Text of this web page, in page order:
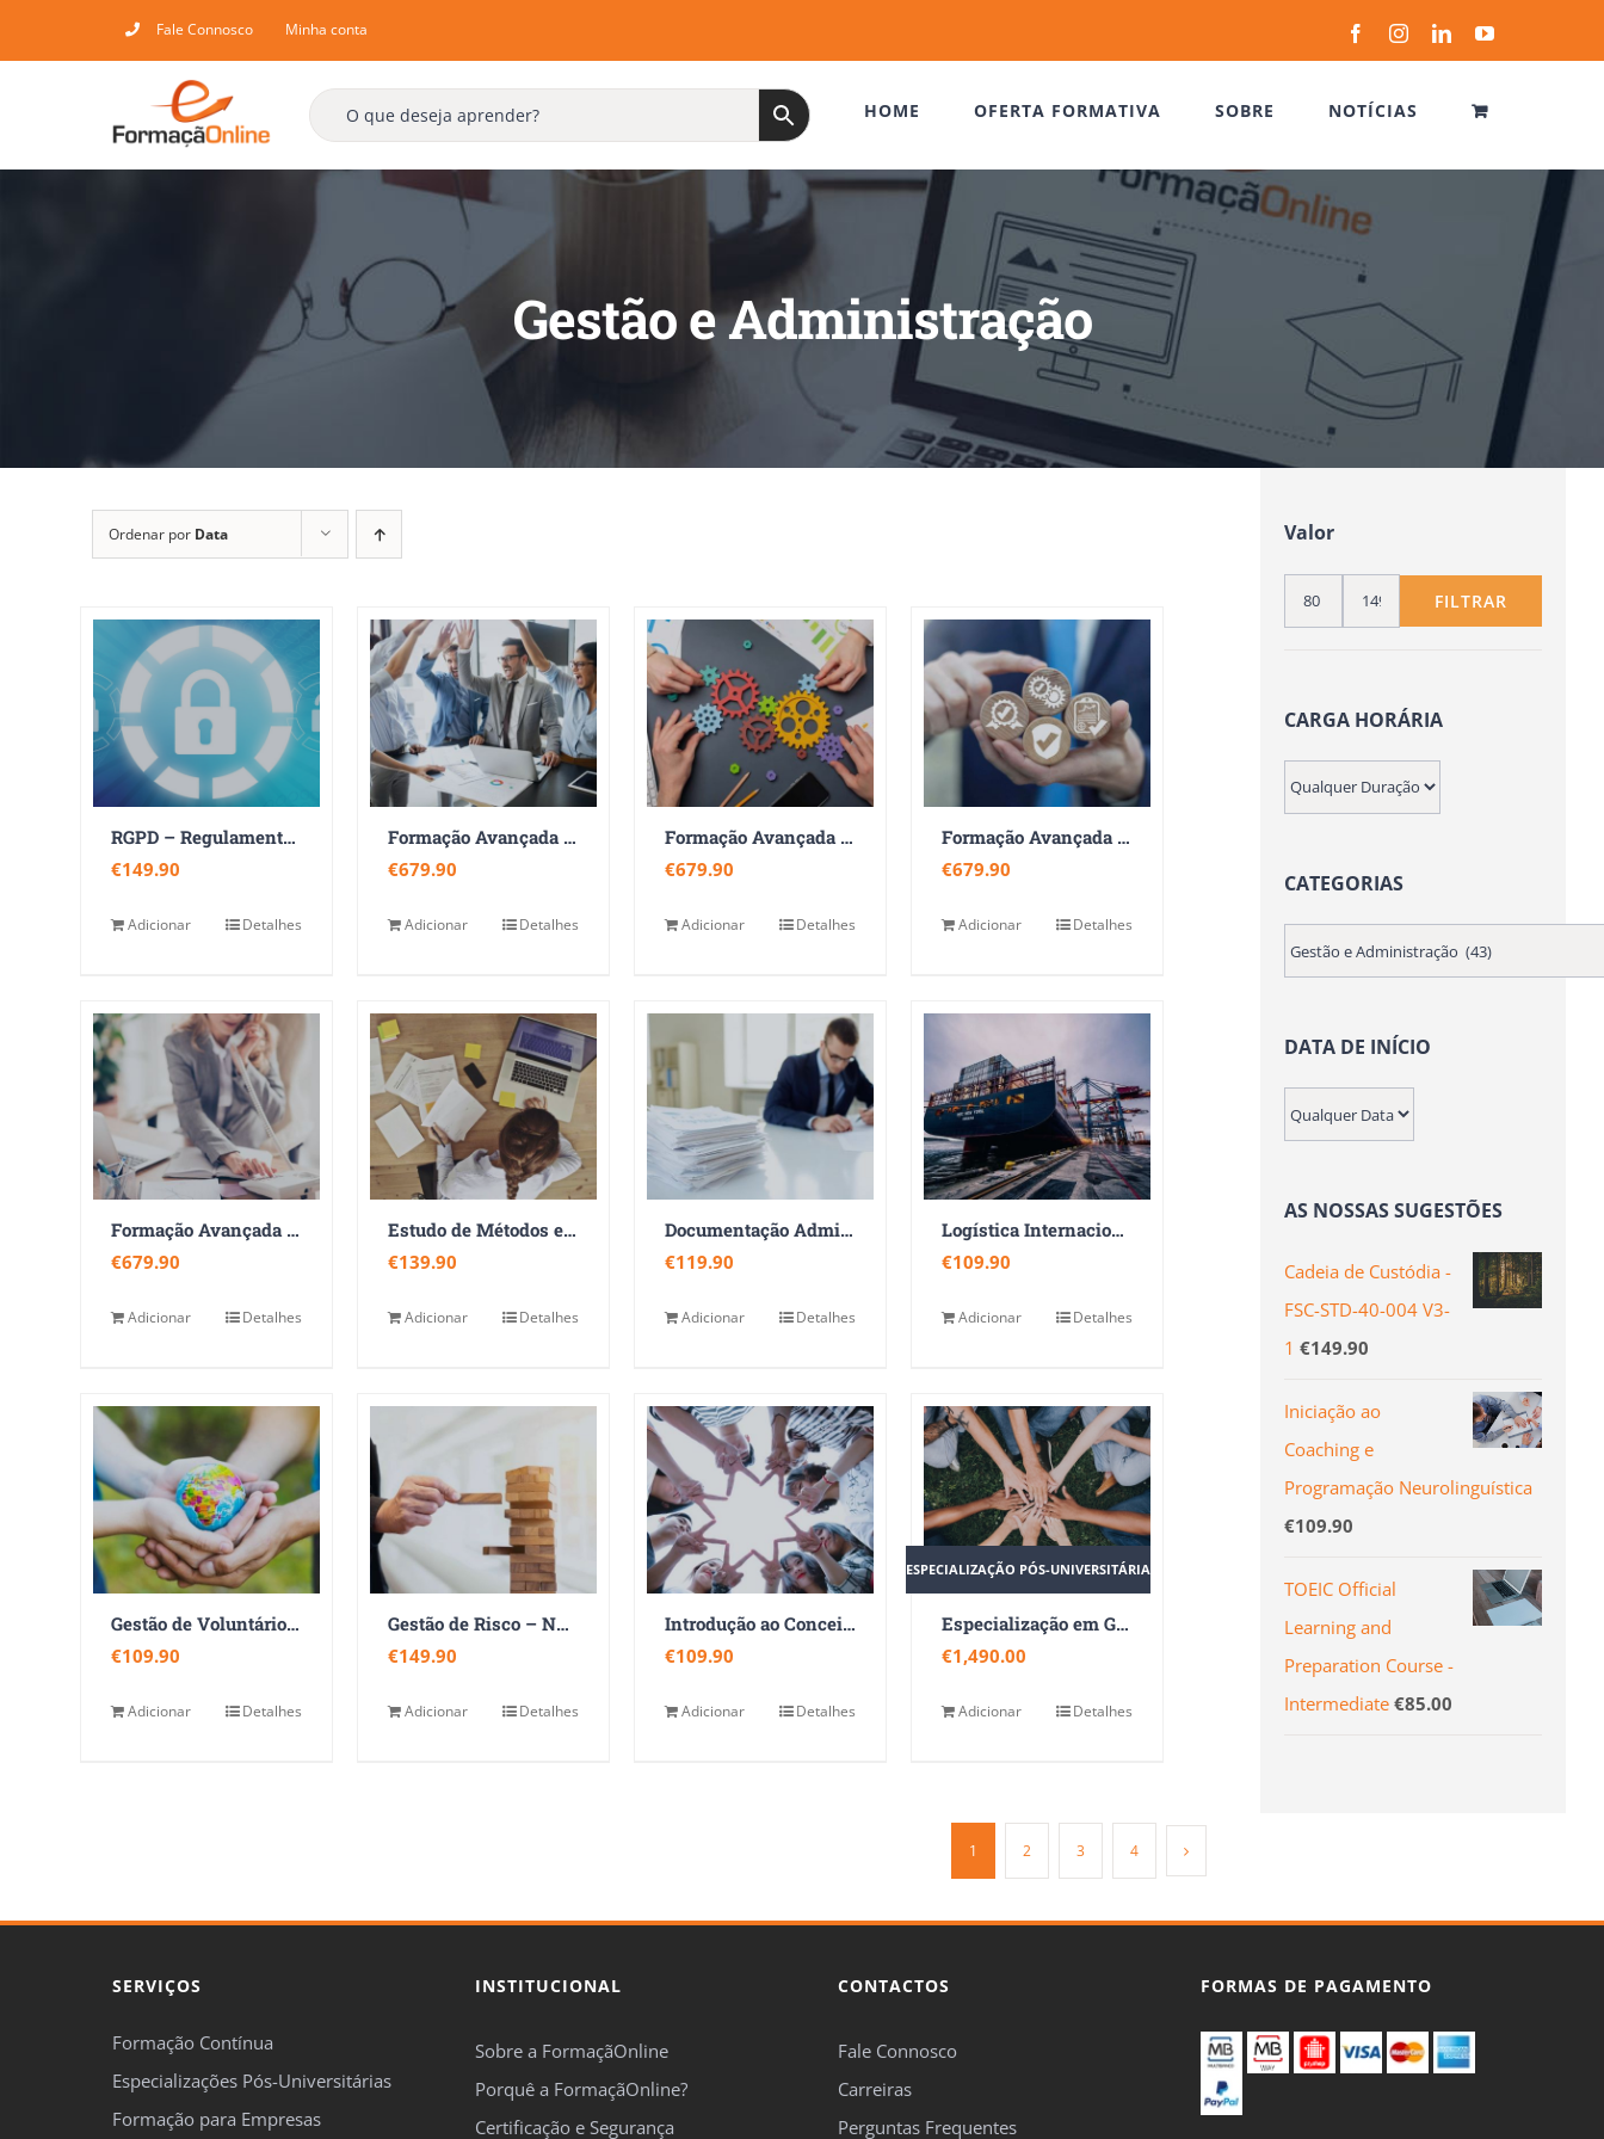
to
Fale Connosco Minha conta FacebookInstagramLinkedInYouTube
HOME OFERTA FORMATIVA SOBRE NOTÍCIAS
Gestão e Administração
Ordenar por Data
RGPD – Regulamento Geral de Proteção de Dados
€149.90
Adicionar Detalhes
Formação Avançada em Liderança e Gestão de Equipas 360
€679.90
Adicionar Detalhes
Formação Avançada em Gestão de Projetos e Processos 360
€679.90
Adicionar Detalhes
Formação Avançada em Gestão da Qualidade 360
€679.90
Adicionar Detalhes
Formação Avançada em Gestão Administrativa
€679.90
Adicionar Detalhes
Estudo de Métodos e Tempos de Trabalho
€139.90
Adicionar Detalhes
Documentação Administrativa – Métodos de Execução
€119.90
Adicionar Detalhes
Logística Internacional
€109.90
Adicionar Detalhes
Gestão de Voluntários e Voluntariado Corporativo
€109.90
Adicionar Detalhes
Gestão de Risco – NP ISO 31000:2018
€149.90
Adicionar Detalhes
Introdução ao Conceito de Economia Social – As Organizações Sociais
€109.90
Adicionar Detalhes
ESPECIALIZAÇÃO PÓS-UNIVERSITÁRIA
Especialização em Gestão das Organizações Sociais
€1,490.00
Adicionar Detalhes
1 2 3 4
Valor
FILTRAR
CARGA HORÁRIA
CATEGORIAS
DATA DE INÍCIO
AS NOSSAS SUGESTÕES
Cadeia de Custódia -
FSC-STD-40-004 V3-
1 €149.90
Iniciação ao
Coaching e
Programação Neurolinguística
€109.90
TOEIC Official
Learning and
Preparation Course -
Intermediate €85.00
SERVIÇOS
Formação Contínua
Especializações Pós-Universitárias
Formação para Empresas
INSTITUCIONAL
Sobre a FormaçãOnline
Porquê a FormaçãOnline?
Certificação e Segurança
CONTACTOS
Fale Connosco
Carreiras
Perguntas Frequentes
FORMAS DE PAGAMENTO